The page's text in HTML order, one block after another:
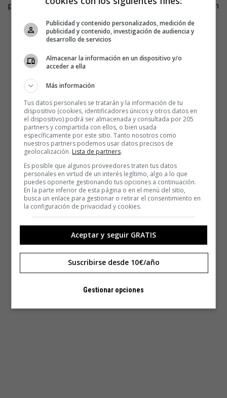
participar. Cualquiera puede hacerlo. Sólo es necesario un
libro, un móvil, una cuenta de Instagram, algo de
imaginación y etiquetar la imagen con elhashtag
#bookface. Aún hay muchas portadas esperando a ser
completadas.
Publicidad y contenido personalizados, medición de
publicidad y contenido, investigación de audiencia y
desarrollo de servicios
Almacenar la información en un dispositivo y/o
acceder a ella
Más información
Tus datos personales se tratarán y la información de tu
dispositivo (cookies, identificadores únicos y otros datos en
el dispositivo) podrá ser almacenada y consultada por 205
partners y compartida con ellos, o bien usada
específicamente por este sitio. Tanto nosotros como
nuestros partners podemos usar datos precisos de
geolocalización. Lista de partners.
Es posible que algunos proveedores traten tus datos
personales en virtud de un interés legítimo, algo a lo que
puedes oponerte gestionando tus opciones a continuación.
En la parte inferior de esta página o en el menú del sitio,
busca un enlace para gestionar o retirar el consentimiento en
la configuración de privacidad y cookies.
Aceptar y seguir GRATIS
Suscribirse desde 10€/año
Gestionar opciones